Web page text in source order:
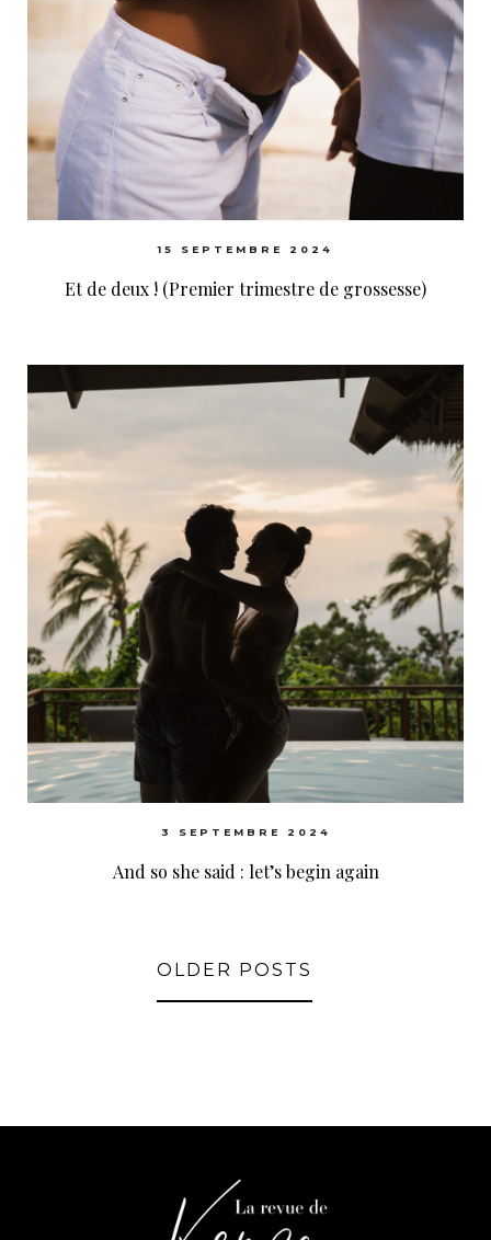
15 SEPTEMBRE 2024
Et de deux ! (Premier trimestre de grossesse)
3 SEPTEMBRE 2024
And so she said : let’s begin again
OLDER POSTS